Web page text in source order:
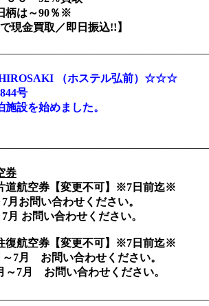
柄は～90％※
現金買取／即日振込!!】
（ホステル弘前）☆☆☆
号
設を始めました。
券
道航空券【変更不可】※7日前迄※
月お問い合わせください。
月 お問い合わせください。
復航空券【変更不可】※7日前迄※
7月 お問い合わせください。
～7月 お問い合わせください。